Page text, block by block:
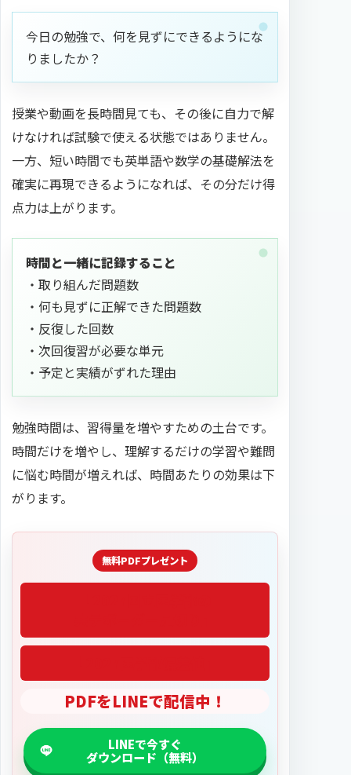
今日の勉強で、何を見ずにできるようにな
りましたか？
授業や動画を長時間見ても、その後に自力で解
けなければ試験で使える状態ではありません。
一方、短い時間でも英単語や数学の基礎解法を
確実に再現できるようになれば、その分だけ得
点力は上がります。
時間と一緒に記録すること
・取り組んだ問題数
・何も見ずに正解できた問題数
・反復した回数
・次回復習が必要な単元
・予定と実績がずれた理由
勉強時間は、習得量を増やすための土台です。
時間だけを増やし、理解するだけの学習や難問
に悩む時間が増えれば、時間あたりの効果は下
がります。
PDFをLINEで配信中！